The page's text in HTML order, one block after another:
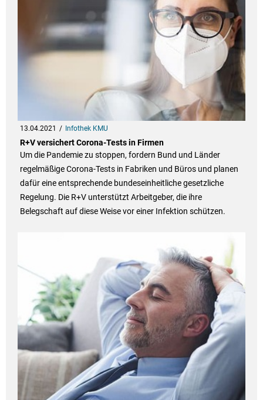
13.04.2021 Infothek KMU
R+V versichert Corona-Tests in Firmen
Um die Pandemie zu stoppen, fordern Bund und Länder
regelmäßige Corona-Tests in Fabriken und Büros und planen
dafür eine entsprechende bundeseinheitliche gesetzliche
Regelung. Die R+V unterstützt Arbeitgeber, die ihre
Belegschaft auf diese Weise vor einer Infektion schützen.